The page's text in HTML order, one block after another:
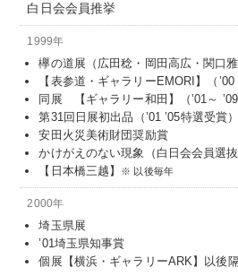
白日会会員推挙
1999年
欅の道展（広田稔・岡田高広・関口雅
【表参道・ギャラリーEMORI】（’00
同展 【ギャラリー和田】（’01～ ’09
第31回日展初出品（’01 ’05特選受賞）
安田火災美術財団奨励賞
かけがえのない現象（白日会会員選抜
【日本橋三越】
以後毎年
2000年
埼玉県展
’01埼玉県知事賞
個展【横浜・ギャラリーARK】以後